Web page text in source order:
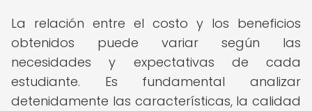
La relación entre el costo y los beneficios
obtenidos puede variar según las
necesidades y expectativas de cada
estudiante. Es fundamental analizar
detenidamente las características, la calidad